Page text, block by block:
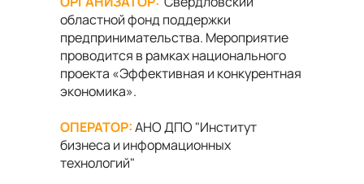
областной фонд поддержки
предпринимательства. Мероприятие
проводится в рамках национального
проекта «Эффективная и конкурентная
экономика».
ОПЕРАТОР:АНО ДПО "Институт
бизнеса и информационных
технологий"